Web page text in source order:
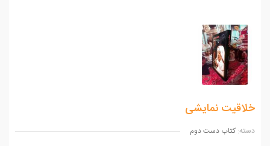
نمایشی
کتاب دست دوم